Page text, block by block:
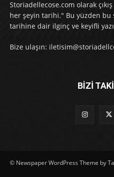
Storiadellecose.com olarak
her şeyin tarihi." Bu yüzden
tarihine dair ilginç ve keyifli
Bize ulaşın:
BİZİ
© Newspaper WordPress Theme by